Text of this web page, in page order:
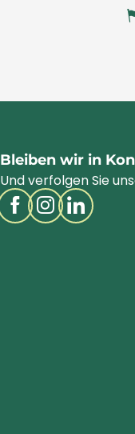
Bleiben wir in
Und verfolgen Sie